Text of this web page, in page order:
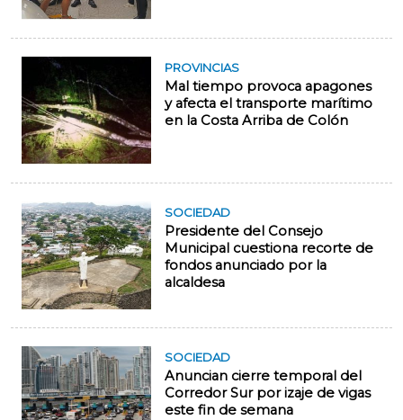
PROVINCIAS
Mal tiempo provoca apagones
y afecta el transporte marítimo
en la Costa Arriba de Colón
SOCIEDAD
Presidente del Consejo
Municipal cuestiona recorte de
fondos anunciado por la
alcaldesa
SOCIEDAD
Anuncian cierre temporal del
Corredor Sur por izaje de vigas
este fin de semana